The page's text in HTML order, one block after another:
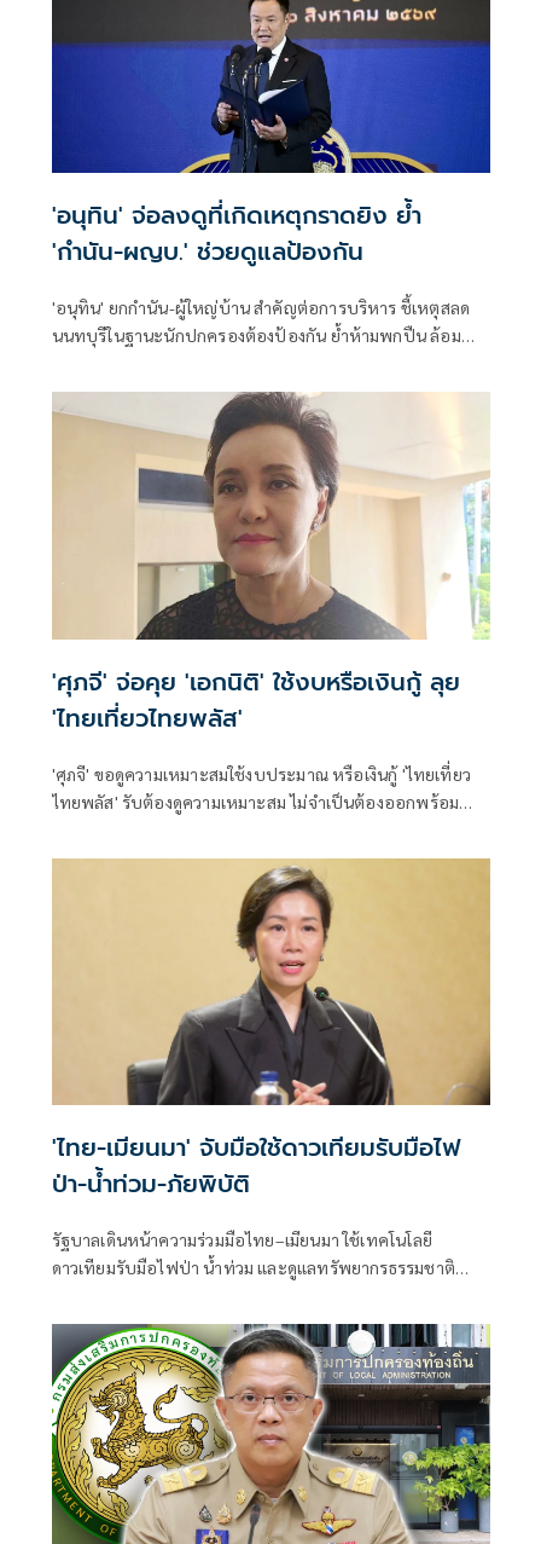
'อนุทิน' จ่อลงดูที่เกิดเหตุกราดยิง ย้ำ
'กำนัน-ผญบ.' ช่วยดูแลป้องกัน
'อนุทิน' ยกกำนัน-ผู้ใหญ่บ้าน สำคัญต่อการบริหาร ชี้เหตุสลด
นนทบุรีในฐานะนักปกครองต้องป้องกัน ย้ำห้ามพกปืน ล้อม
ที่เกิดเหตุ
'ศุภจี' จ่อคุย 'เอกนิติ' ใช้งบหรือเงินกู้ ลุย
'ไทยเที่ยวไทยพลัส'
'ศุภจี' ขอดูความเหมาะสมใช้งบประมาณ หรือเงินกู้ 'ไทยเที่ยว
ไทยพลัส' รับต้องดูความเหมาะสม ไม่จำเป็นต้องออกพร้อม
'ไทย-เมียนมา' จับมือใช้ดาวเทียมรับมือไฟ
ป่า-น้ำท่วม-ภัยพิบัติ
รัฐบาลเดินหน้าความร่วมมือไทย–เมียนมา ใช้เทคโนโลยี
ดาวเทียมรับมือไฟป่า น้ำท่วม และดูแลทรัพยากรธรรมชาติ